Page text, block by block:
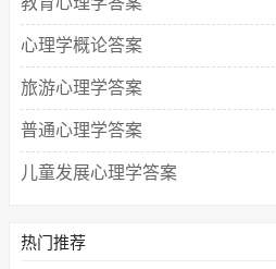
心理学概论答案
旅游心理学答案
普通心理学答案
儿童发展心理学答案
热门推荐